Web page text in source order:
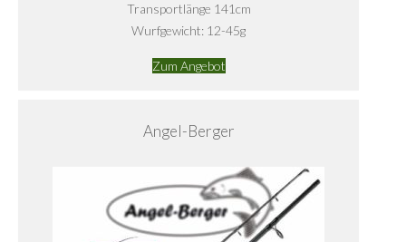
Transportlänge 141cm
Wurfgewicht: 12-45g
Zum Angebot
Angel-Berger